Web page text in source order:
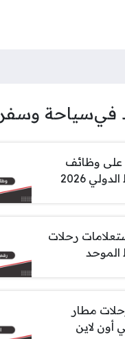
فيسياحة وسفر
على وظائف
2026
رحلات
مطار
أون لاين